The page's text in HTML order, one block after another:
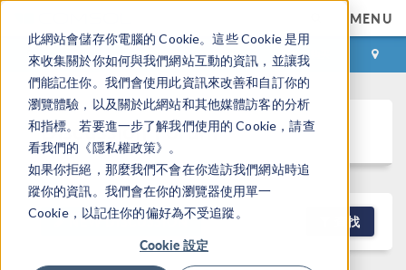
此網站會儲存你電腦的 Cookie。這些 Cookie 是用
來收集關於你如何與我們網站互動的資訊，並讓我
們能記住你。我們會使用此資訊來改善和自訂你的
瀏覽體驗，以及關於此網站和其他媒體訪客的分析
和指標。若要進一步了解我們使用的 Cookie，請查
看我們的《隱私權政策》。
如果你拒絕，那麼我們不會在你造訪我們網站時追
蹤你的資訊。我們會在你的瀏覽器使用單一
Cookie，以記住你的偏好為不受追蹤。
Cookie 設定
MENU
登录 咨询与购买
Discussion Forum
NEW DISCUSSION 查找